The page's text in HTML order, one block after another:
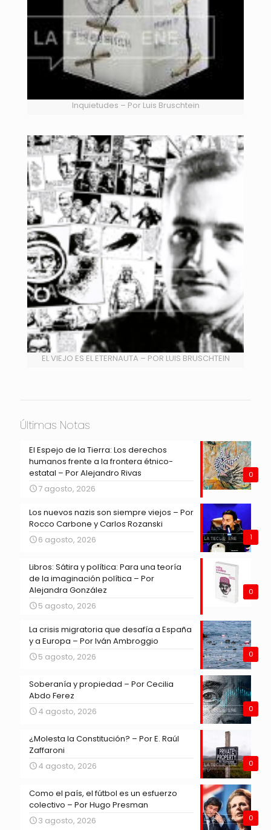
Inquietudes – Por Luis Bruschtein
EL VIEJO ES EL ETERNAUTA – POR LUIS BRUSCHTEIN
Últimas Notas
0
El Espejo de la Tierra: Los derechos
humanos frente a la frontera étnico-
estatal – Por Alejandro Rivas
7 agosto, 2026
1
Los nuevos nazis son siempre viejos – Por
Rocco Carbone y Carlos Rozanski
6 agosto, 2026
0
Libros: Sátira y política: Para una teoría
de la imaginación política – Por
Alejandra González
5 agosto, 2026
0
La crisis migratoria que desafía a España
y a Europa – Por Iván Ambroggio
5 agosto, 2026
0
Soberanía y propiedad – Por Cecilia
Abdo Ferez
4 agosto, 2026
0
¿Molesta la Constitución? – Por E. Raúl
Zaffaroni
4 agosto, 2026
0
Como el país, el fútbol es un esfuerzo
colectivo – Por Hugo Presman
3 agosto, 2026